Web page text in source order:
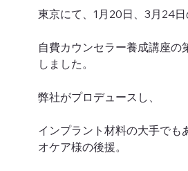
東京にて、1月20日、3月24
自費カウンセラー養成講座の
しました。
弊社がプロデュースし、
インプラント材料の大手でも
オケア様の後援。